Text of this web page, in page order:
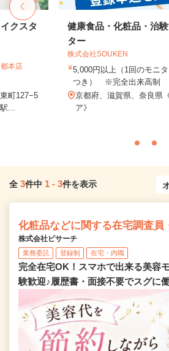
クスタ
本店
町127−5
...
健康食品・化粧品・治
ター
株式会社SOUKEN
5,000円以上（1回のモニ
つき） ※完全出来高制
京都府、滋賀県、奈良県
ア》
全 3件中 1 - 3件を表示
化粧品などに関する在宅調査員
株式会社ビサーチ
業務委託 登録制 在宅・内職
完全在宅OK！スマホで出来る美容
験歓迎♪履歴書・面接不要でスグに